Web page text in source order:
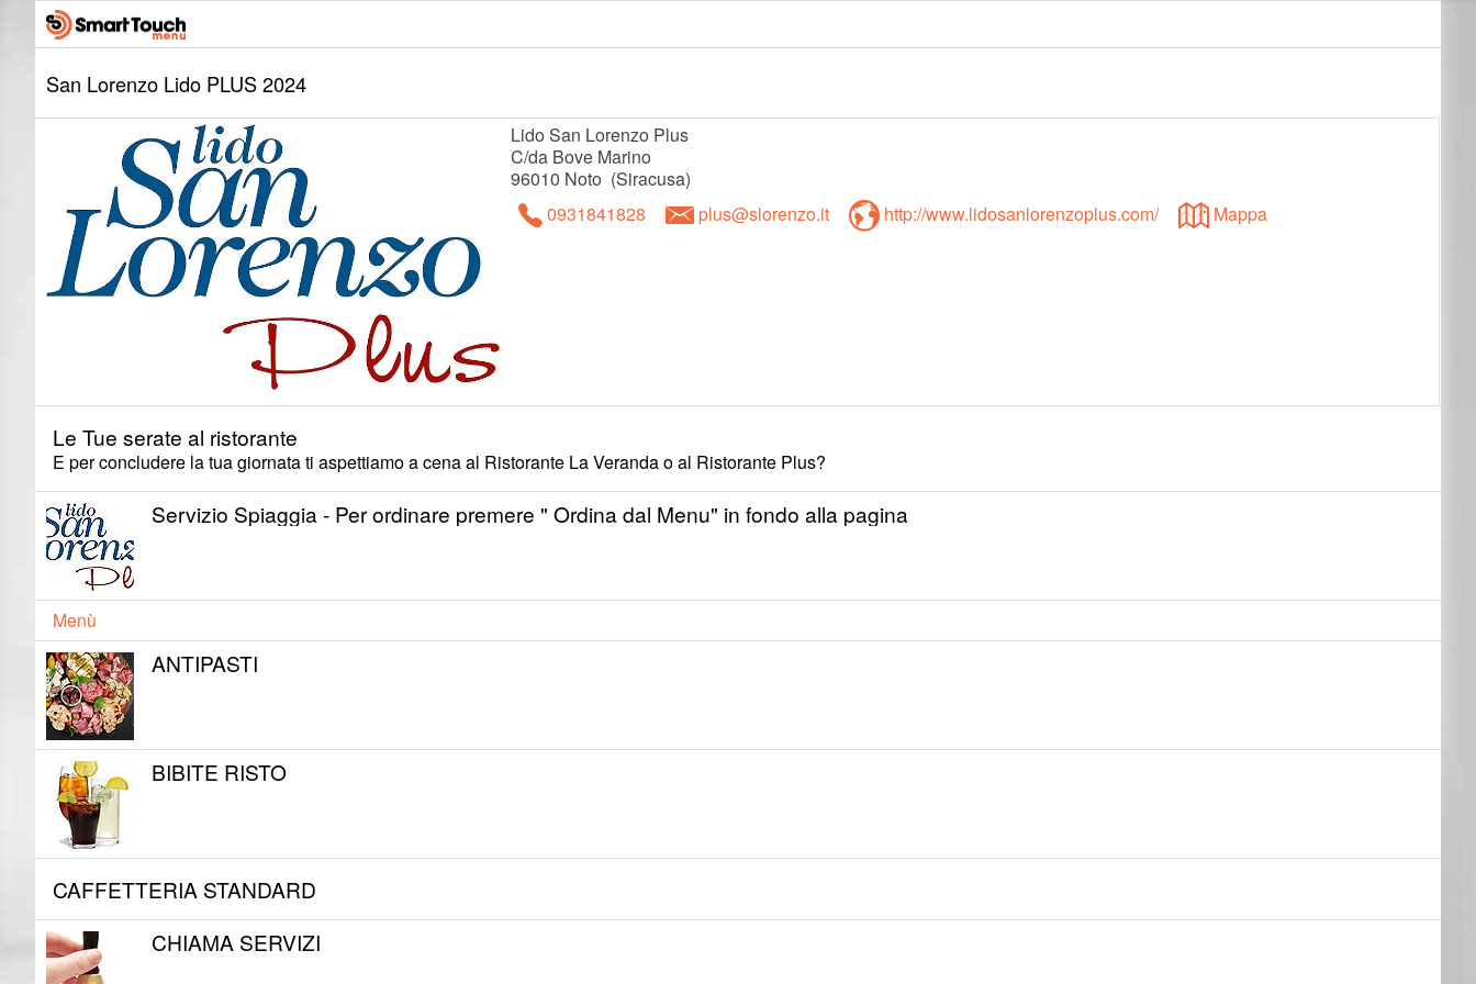
San Lorenzo Lido PLUS 2024
Lido San Lorenzo Plus
C/da Bove Marino
96010 Noto (Siracusa)
0931841828
plus@slorenzo.it http://www.lidosanlorenzoplus.com/ Mappa
Le Tue serate al ristorante
E per concludere la tua giornata ti aspettiamo a cena al Ristorante La Veranda o al Ristorante Plus?
Servizio Spiaggia - Per ordinare premere " Ordina dal Menu" in fondo alla pagina
Menù
ANTIPASTI
BIBITE RISTO
CAFFETTERIA STANDARD
CHIAMA SERVIZI